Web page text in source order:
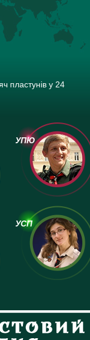
пластунів у 24
УПЮ
УСП